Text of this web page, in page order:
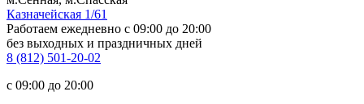
Казначейская 1/61
Работаем ежедневно c 09:00 до 20:00
без выходных и праздничных дней
8 (812) 501-20-02
c 09:00 до 20:00